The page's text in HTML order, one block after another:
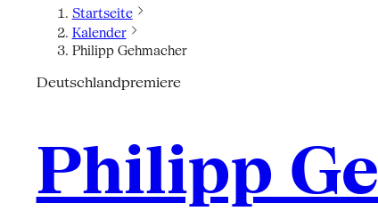
Startseite
Kalender
Philipp Gehmacher
Deutschlandpremiere
Philipp